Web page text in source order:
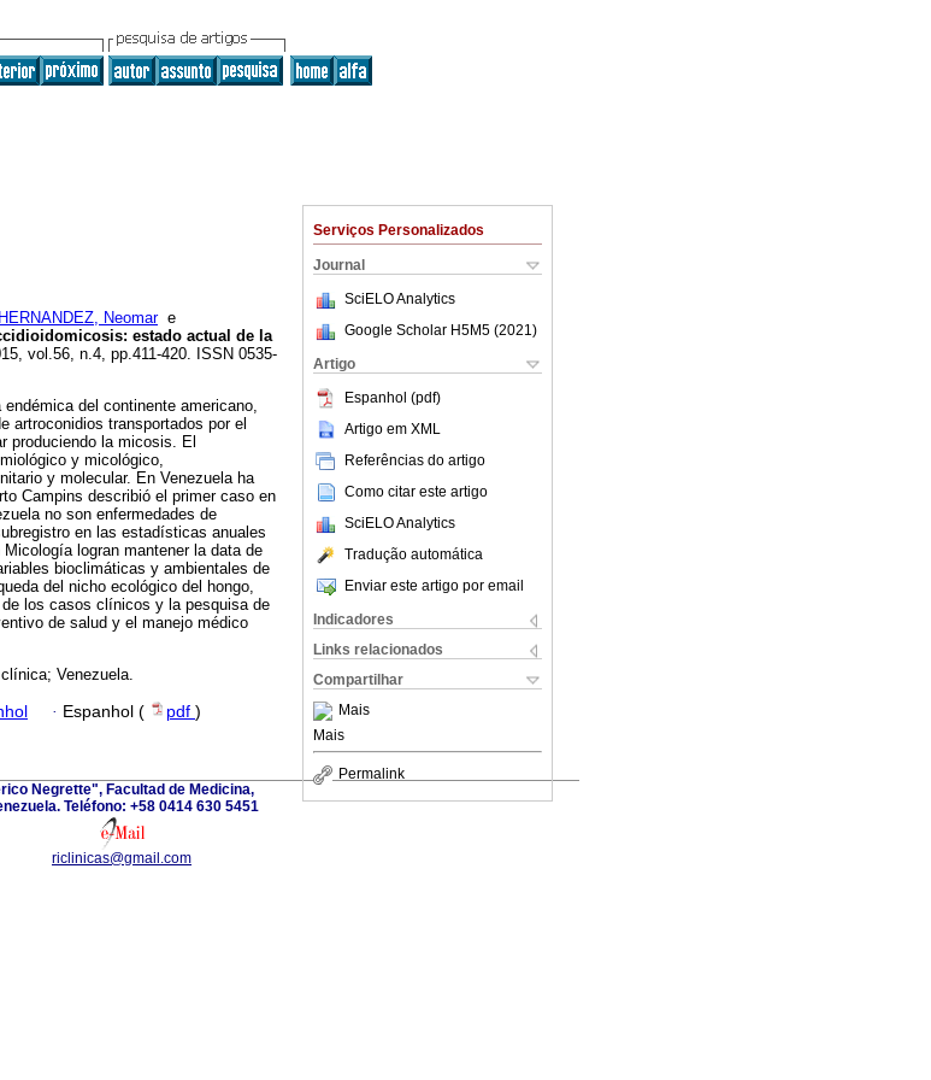
Serviços Personalizados
Journal
SciELO Analytics
Google Scholar H5M5 (2021 )
Artigo
Espanhol (pdf)
Artigo em XML
Referências do artigo
Como citar este artigo
SciELO Analytics
Tradução automática
Enviar este artigo por email
Indicadores
Links relacionados
Compartilhar
Mais
Mais
Permalink
Neomare
: estado actual de la
vol.56, n.4, pp.411-420. ISSN 0535-
del continente americano,
artroconidios transportados por el
produciendo la micosis. El
y micológico,
y molecular. En Venezuela ha
Campins describió el primer caso en
no son enfermedades de
en las estadísticas anuales
logran mantener la data de
bioclimáticas y ambientales de
del nicho ecológico del hongo,
los casos clínicos y la pesquisa de
de salud y el manejo médico
Venezuela.
· Espanhol ( pdf )
Negrette", Facultad de Medicina,
Teléfono: +58 0414 630 5451
riclinicas@gmail.com